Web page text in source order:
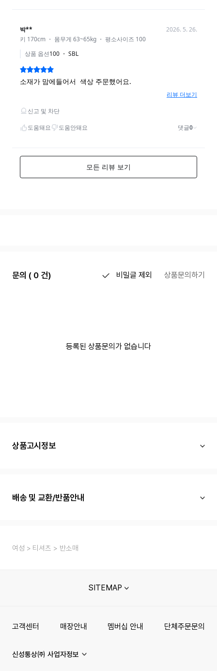
문의 ( 0 건) 비밀글 제외 상품문의하기
등록된 상품문의가 없습니다
상품고시정보
배송 및 교환/반품안내
여성 티셔츠 반소매
SITEMAP
고객센터 매장안내 멤버십 안내 단체주문문의
신성통상㈜ 사업자정보